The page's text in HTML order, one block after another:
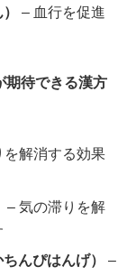
– 血行を促進
期待できる漢方
を解消する効果
– 気の滞りを解
んぴはんげ）
–